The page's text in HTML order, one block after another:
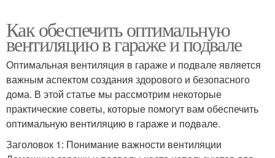
Как обеспечить оптимальную
вентиляцию в гараже и подвале
Оптимальная вентиляция в гараже и подвале является
важным аспектом создания здорового и безопасного
дома. В этой статье мы рассмотрим некоторые
практические советы, которые помогут вам обеспечить
оптимальную вентиляцию в гараже и подвале.
Заголовок 1: Понимание важности вентиляции